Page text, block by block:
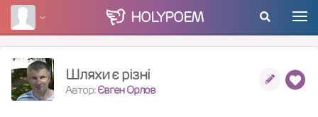
HOLYPOEM
Шляхи є різні
Автор:Євген Орлов